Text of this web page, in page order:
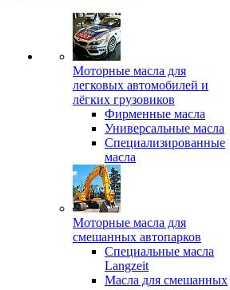
Моторные масла для
легковых автомобилей и
лёгких грузовиков
Фирменные масла
Универсальные масла
Специализированные
масла
Моторные масла для
смешанных автопарков
Специальные масла
Langzeit
Масла для смешанных